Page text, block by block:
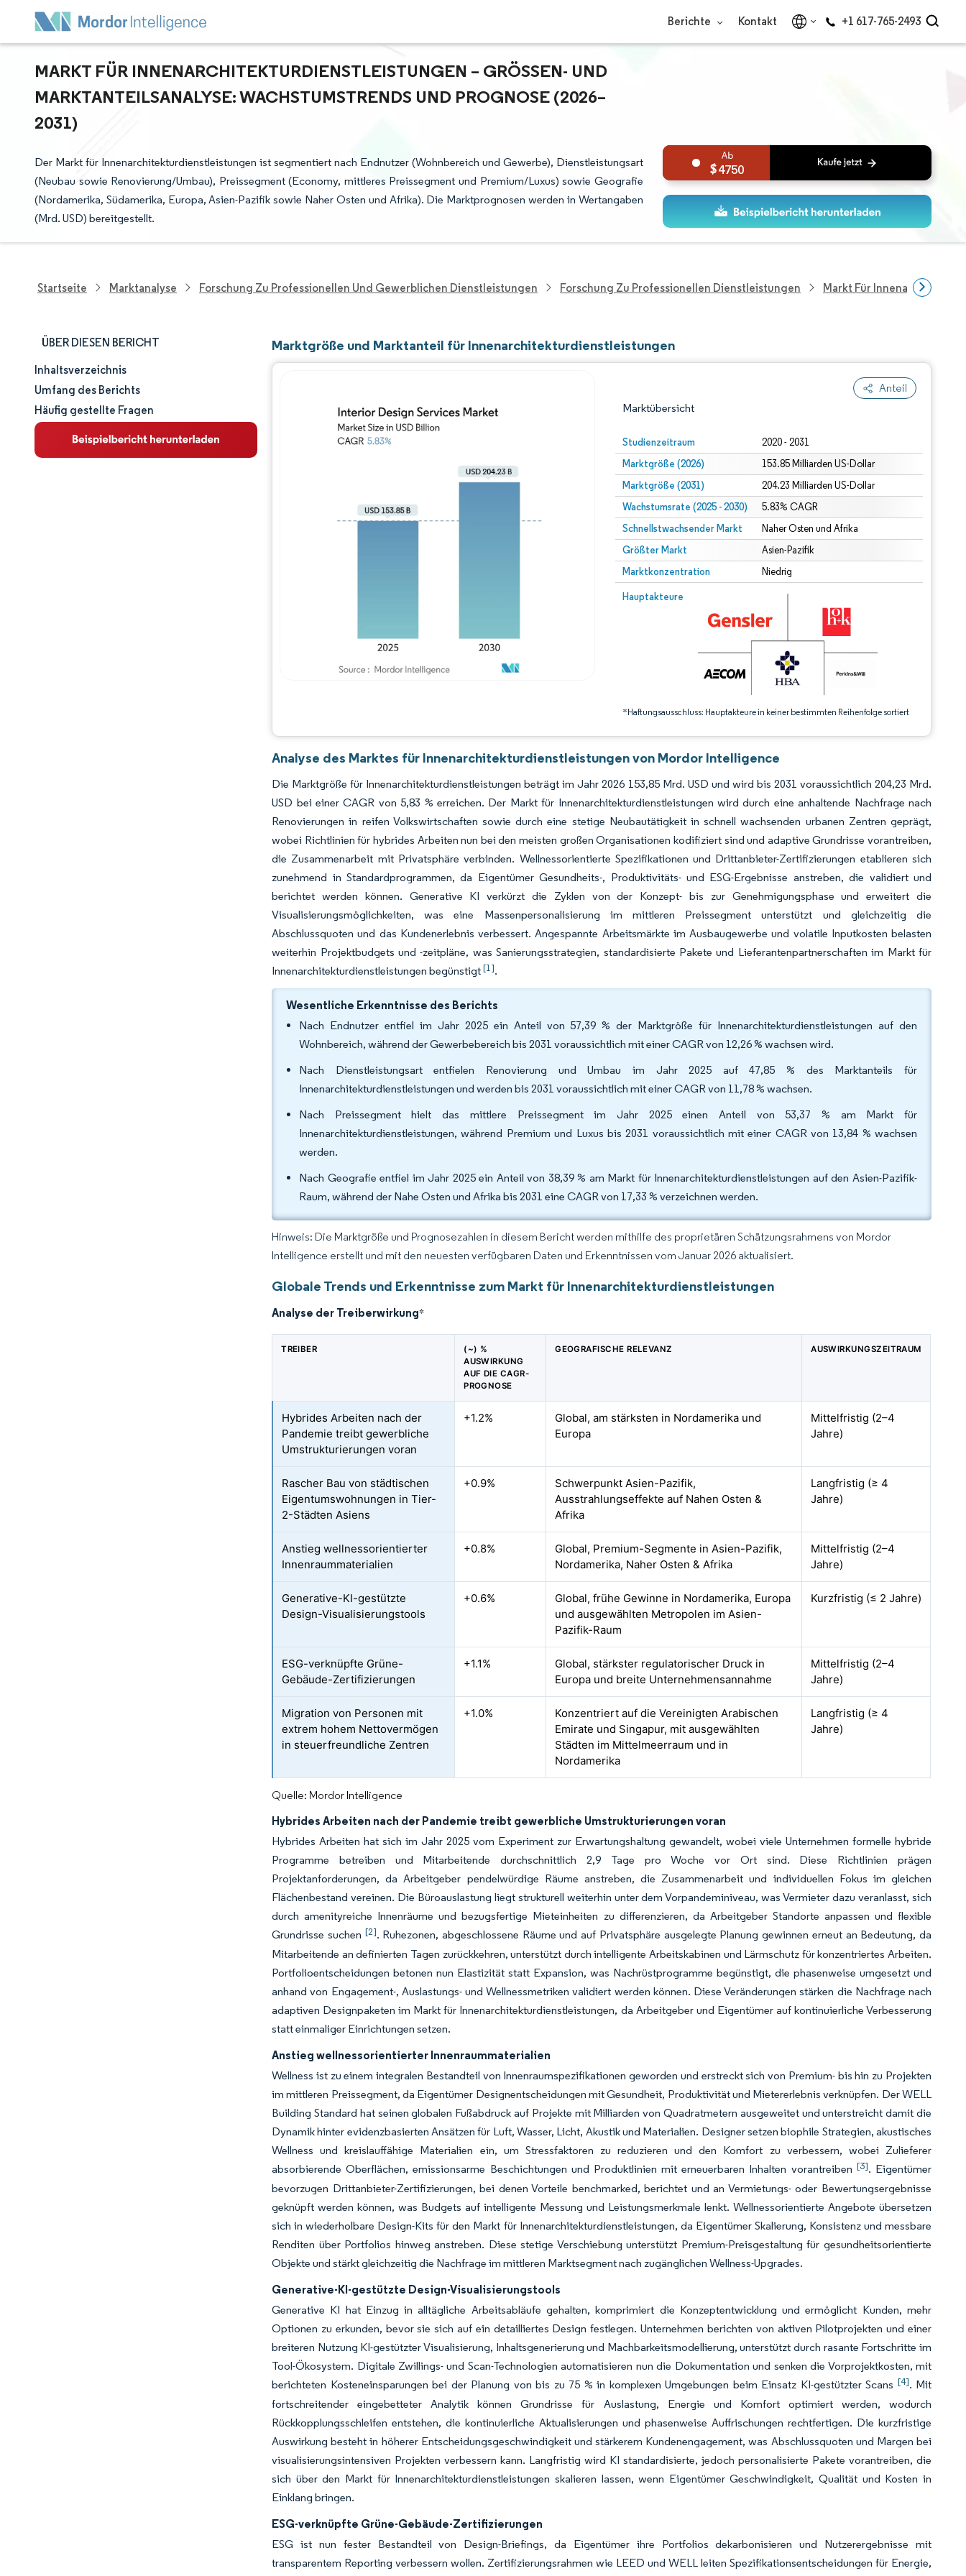
Berichte Kontakt +1 617-765-2493
MARKT FÜR INNENARCHITEKTURDIENSTLEISTUNGEN – GRÖSSEN- UND M
ARKTANTEILSANALYSE: WACHSTUMSTRENDS UND PROGNOSE (2026–2
031)
Der Markt für Innenarchitekturdienstleistungen ist segmentiert nach Endnutzer (Wohnbereich und Gewerbe), Dienstleistungsart
(Neubau sowie Renovierung/Umbau), Preissegment (Economy, mittleres Preissegment und Premium/Luxus) sowie Geografie
(Nordamerika, Südamerika, Europa, Asien-Pazifik sowie Naher Osten und Afrika). Die Marktprognosen werden in Wertangaben
(Mrd. USD) bereitgestellt.
4750
Startseite Marktanalyse Forschung Zu Professionellen Und Gewerblichen Dienstleistungen Forschung Zu Professionellen Dienstleistungen Markt Für
ÜBER DIESEN BERICHT
Marktgröße und -anteil
Marktanalyse
Trends und Einblicke
Inhaltsverzeichnis
Umfang des Berichts
Häufig gestellte Fragen
Marktgröße und Marktanteil für Innenarchitekturdienstleistungen
Anteil
Marktübersicht
Studienzeitraum 2020 - 2031
Marktgröße (2026) 153.85 Milliarden US-Dollar
Marktgröße (2031) 204.23 Milliarden US-Dollar
Wachstumsrate (2025 - 2030) 5.83% CAGR
Schnellstwachsender Markt Naher Osten und Afrika
Größter Markt Asien-Pazifik
Marktkonzentration Niedrig
Hauptakteure
*Haftungsausschluss: Hauptakteure in keiner bestimmten Reihenfolge sortiert
Bild © Mordor Intelligence. Wiederverwendung erfordert Namensnennung gemäß CC BY 4.0.
Bild © Mordor Intelligence. Wiederverwendung erfordert Namensnennung gemäß CC BY 4.0.
Analyse des Marktes für Innenarchitekturdienstleistungen von Mordor Intelligence
Die Marktgröße für Innenarchitekturdienstleistungen beträgt im Jahr 2026 153,85 Mrd. USD und wird bis 2031 voraussichtlich 204,23 Mrd.
USD bei einer CAGR von 5,83 % erreichen. Der Markt für Innenarchitekturdienstleistungen wird durch eine anhaltende Nachfrage nach
Renovierungen in reifen Volkswirtschaften sowie durch eine stetige Neubautätigkeit in schnell wachsenden urbanen Zentren geprägt,
wobei Richtlinien für hybrides Arbeiten nun bei den meisten großen Organisationen kodifiziert sind und adaptive Grundrisse vorantreiben,
die Zusammenarbeit mit Privatsphäre verbinden. Wellnessorientierte Spezifikationen und Drittanbieter-Zertifizierungen etablieren sich
zunehmend in Standardprogrammen, da Eigentümer Gesundheits-, Produktivitäts- und ESG-Ergebnisse anstreben, die validiert und
berichtet werden können. Generative KI verkürzt die Zyklen von der Konzept- bis zur Genehmigungsphase und erweitert die
Visualisierungsmöglichkeiten, was eine Massenpersonalisierung im mittleren Preissegment unterstützt und gleichzeitig die
Abschlussquoten und das Kundenerlebnis verbessert. Angespannte Arbeitsmärkte im Ausbaugewerbe und volatile Inputkosten belasten
weiterhin Projektbudgets und -zeitpläne, was Sanierungsstrategien, standardisierte Pakete und Lieferantenpartnerschaften im Markt für
Innenarchitekturdienstleistungen begünstigt[1].
Wesentliche Erkenntnisse des Berichts
Nach Endnutzer entfiel im Jahr 2025 ein Anteil von 57,39 % der Marktgröße für Innenarchitekturdienstleistungen auf den
Wohnbereich, während der Gewerbebereich bis 2031 voraussichtlich mit einer CAGR von 12,26 % wachsen wird.
Nach Dienstleistungsart entfielen Renovierung und Umbau im Jahr 2025 auf 47,85 % des Marktanteils für
Innenarchitekturdienstleistungen und werden bis 2031 voraussichtlich mit einer CAGR von 11,78 % wachsen.
Nach Preissegment hielt das mittlere Preissegment im Jahr 2025 einen Anteil von 53,37 % am Markt für
Innenarchitekturdienstleistungen, während Premium und Luxus bis 2031 voraussichtlich mit einer CAGR von 13,84 % wachsen
werden.
Nach Geografie entfiel im Jahr 2025 ein Anteil von 38,39 % am Markt für Innenarchitekturdienstleistungen auf den Asien-Pazifik-
Raum, während der Nahe Osten und Afrika bis 2031 eine CAGR von 17,33 % verzeichnen werden.
Hinweis: Die Marktgröße und Prognosezahlen in diesem Bericht werden mithilfe des proprietären Schätzungsrahmens von Mordor
Intelligence erstellt und mit den neuesten verfügbaren Daten und Erkenntnissen vom Januar 2026 aktualisiert.
Globale Trends und Erkenntnisse zum Markt für Innenarchitekturdienstleistungen
Analyse der Treiberwirkung*
TREIBER
(~) %
AUSWIRKUNG
AUF DIE CAGR-
PROGNOSE
GEOGRAFISCHE RELEVANZ AUSWIRKUNGSZEITRAUM
Hybrides Arbeiten nach der
Pandemie treibt gewerbliche
Umstrukturierungen voran
+1.2%
Global, am stärksten in Nordamerika und
Europa
Mittelfristig (2–4
Jahre)
Rascher Bau von städtischen
Eigentumswohnungen in Tier-
2-Städten Asiens
+0.9%
Schwerpunkt Asien-Pazifik,
Ausstrahlungseffekte auf Nahen Osten &
Afrika
Langfristig (≥ 4
Jahre)
Anstieg wellnessorientierter
Innenraummaterialien
+0.8%
Global, Premium-Segmente in Asien-Pazifik,
Nordamerika, Naher Osten & Afrika
Mittelfristig (2–4
Jahre)
Generative-KI-gestützte
Design-Visualisierungstools
+0.6%
Global, frühe Gewinne in Nordamerika, Europa
und ausgewählten Metropolen im Asien-
Pazifik-Raum
Kurzfristig (≤ 2 Jahre)
ESG-verknüpfte Grüne-
Gebäude-Zertifizierungen
+1.1%
Global, stärkster regulatorischer Druck in
Europa und breite Unternehmensannahme
Mittelfristig (2–4
Jahre)
Migration von Personen mit
extrem hohem Nettovermögen
in steuerfreundliche Zentren
+1.0%
Konzentriert auf die Vereinigten Arabischen
Emirate und Singapur, mit ausgewählten
Städten im Mittelmeerraum und in
Nordamerika
Langfristig (≥ 4
Jahre)
Quelle: Mordor Intelligence
Hybrides Arbeiten nach der Pandemie treibt gewerbliche Umstrukturierungen voran
Hybrides Arbeiten hat sich im Jahr 2025 vom Experiment zur Erwartungshaltung gewandelt, wobei viele Unternehmen formelle hybride
Programme betreiben und Mitarbeitende durchschnittlich 2,9 Tage pro Woche vor Ort sind. Diese Richtlinien prägen
Projektanforderungen, da Arbeitgeber pendelwürdige Räume anstreben, die Zusammenarbeit und individuellen Fokus im gleichen
Flächenbestand vereinen. Die Büroauslastung liegt strukturell weiterhin unter dem Vorpandeminiveau, was Vermieter dazu veranlasst, sich
durch amenityreiche Innenräume und bezugsfertige Mieteinheiten zu differenzieren, da Arbeitgeber Standorte anpassen und flexible
Grundrisse suchen [2]. Ruhezonen, abgeschlossene Räume und auf Privatsphäre ausgelegte Planung gewinnen erneut an Bedeutung, da
Mitarbeitende an definierten Tagen zurückkehren, unterstützt durch intelligente Arbeitskabinen und Lärmschutz für konzentriertes Arbeiten.
Portfolioentscheidungen betonen nun Elastizität statt Expansion, was Nachrüstprogramme begünstigt, die phasenweise umgesetzt und
anhand von Engagement-, Auslastungs- und Wellnessmetriken validiert werden können. Diese Veränderungen stärken die Nachfrage nach
adaptiven Designpaketen im Markt für Innenarchitekturdienstleistungen, da Arbeitgeber und Eigentümer auf kontinuierliche Verbesserung
statt einmaliger Einrichtungen setzen.
Anstieg wellnessorientierter Innenraummaterialien
Wellness ist zu einem integralen Bestandteil von Innenraumspezifikationen geworden und erstreckt sich von Premium- bis hin zu Projekten
im mittleren Preissegment, da Eigentümer Designentscheidungen mit Gesundheit, Produktivität und Mietererlebnis verknüpfen. Der WELL
Building Standard hat seinen globalen Fußabdruck auf Projekte mit Milliarden von Quadratmetern ausgeweitet und unterstreicht damit die
Dynamik hinter evidenzbasierten Ansätzen für Luft, Wasser, Licht, Akustik und Materialien. Designer setzen biophile Strategien, akustisches
Wellness und kreislauffähige Materialien ein, um Stressfaktoren zu reduzieren und den Komfort zu verbessern, wobei Zulieferer
absorbierende Oberflächen, emissionsarme Beschichtungen und Produktlinien mit erneuerbaren Inhalten vorantreiben [3]. Eigentümer
bevorzugen Drittanbieter-Zertifizierungen, bei denen Vorteile benchmarked, berichtet und an Vermietungs- oder Bewertungsergebnisse
geknüpft werden können, was Budgets auf intelligente Messung und Leistungsmerkmale lenkt. Wellnessorientierte Angebote übersetzen
sich in wiederholbare Design-Kits für den Markt für Innenarchitekturdienstleistungen, da Eigentümer Skalierung, Konsistenz und messbare
Renditen über Portfolios hinweg anstreben. Diese stetige Verschiebung unterstützt Premium-Preisgestaltung für gesundheitsorientierte
Objekte und stärkt gleichzeitig die Nachfrage im mittleren Marktsegment nach zugänglichen Wellness-Upgrades.
Generative-KI-gestützte Design-Visualisierungstools
Generative KI hat Einzug in alltägliche Arbeitsabläufe gehalten, komprimiert die Konzeptentwicklung und ermöglicht Kunden, mehr
Optionen zu erkunden, bevor sie sich auf ein detailliertes Design festlegen. Unternehmen berichten von aktiven Pilotprojekten und einer
breiteren Nutzung KI-gestützter Visualisierung, Inhaltsgenerierung und Machbarkeitsmodellierung, unterstützt durch rasante Fortschritte im
Tool-Ökosystem. Digitale Zwillings- und Scan-Technologien automatisieren nun die Dokumentation und senken die Vorprojektkosten, mit
berichteten Kosteneinsparungen bei der Planung von bis zu 75 % in komplexen Umgebungen beim Einsatz KI-gestützter Scans [4]. Mit
fortschreitender eingebetteter Analytik können Grundrisse für Auslastung, Energie und Komfort optimiert werden, wodurch
Rückkopplungsschleifen entstehen, die kontinuierliche Aktualisierungen und phasenweise Auffrischungen rechtfertigen. Die kurzfristige
Auswirkung besteht in höherer Entscheidungsgeschwindigkeit und stärkerem Kundenengagement, was Abschlussquoten und Margen bei
visualisierungsintensiven Projekten verbessern kann. Langfristig wird KI standardisierte, jedoch personalisierte Pakete vorantreiben, die
sich über den Markt für Innenarchitekturdienstleistungen skalieren lassen, wenn Eigentümer Geschwindigkeit, Qualität und Kosten in
Einklang bringen.
ESG-verknüpfte Grüne-Gebäude-Zertifizierungen
ESG ist nun fester Bestandteil von Design-Briefings, da Eigentümer ihre Portfolios dekarbonisieren und Nutzerergebnisse mit
transparentem Reporting verbessern wollen. Zertifizierungsrahmen wie LEED und WELL leiten Spezifikationsentscheidungen für Energie,